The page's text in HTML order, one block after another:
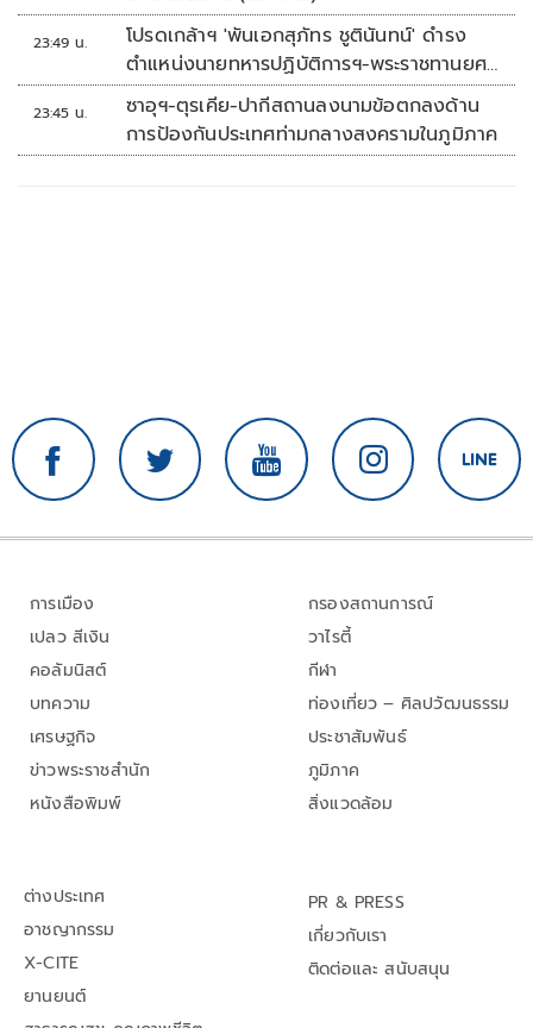
23:49 น.
โปรดเกล้าฯ 'พันเอกสุภัทร ชูตินันทน์' ดำรง
ตำแหน่งนายทหารปฏิบัติการฯ-พระราชทานยศ
'พลตรี'
23:45 น.
ซาอุฯ-ตุรเคีย-ปากีสถานลงนามข้อตกลงด้าน
การป้องกันประเทศท่ามกลางสงครามในภูมิภาค
การเมือง
เปลว สีเงิน
คอลัมนิสต์
บทความ
เศรษฐกิจ
ข่าวพระราชสำนัก
หนังสือพิมพ์
กรองสถานการณ์
วาไรตี้
กีฬา
ท่องเที่ยว – ศิลปวัฒนธรรม
ประชาสัมพันธ์
ภูมิภาค
สิ่งแวดล้อม
ต่างประเทศ
อาชญากรรม
X-CITE
ยานยนต์
PR & PRESS
เกี่ยวกับเรา
ติดต่อและ สนับสนุน